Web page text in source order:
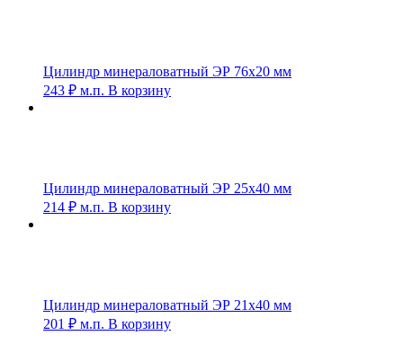
Цилиндр минераловатный ЭР 76х20 мм
243 ₽ м.п. В корзину
Цилиндр минераловатный ЭР 25х40 мм
214 ₽ м.п. В корзину
Цилиндр минераловатный ЭР 21х40 мм
201 ₽ м.п. В корзину